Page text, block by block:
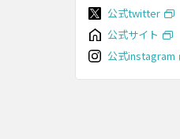
公式twitter
公式サイト
公式instagram